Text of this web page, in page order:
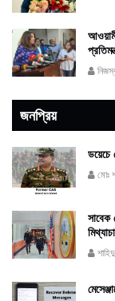
জনপ্রিয়
ডয়েচে
মোঃ
সাবেক